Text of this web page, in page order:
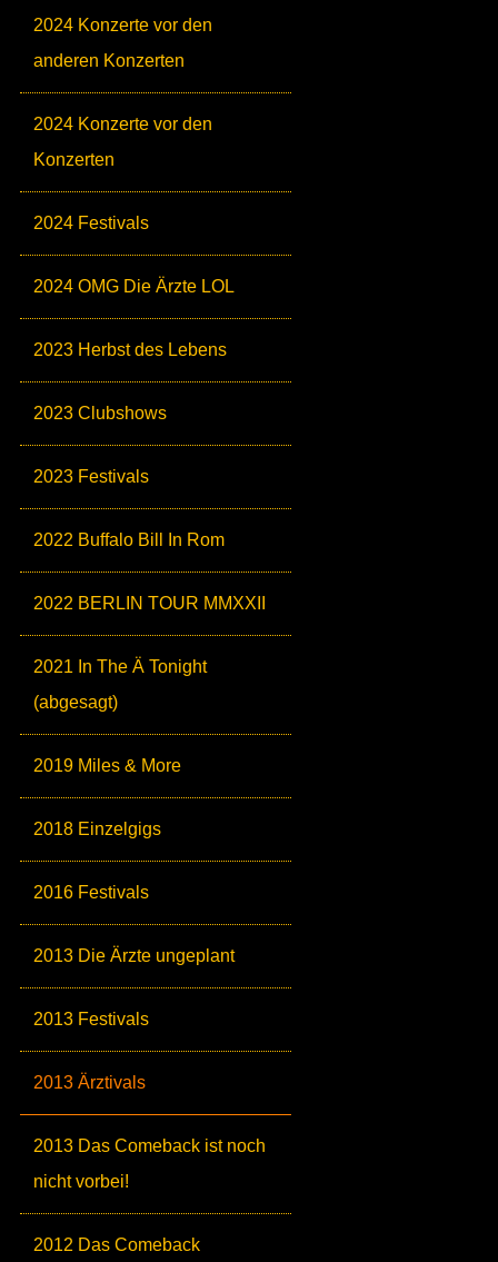
2024 Konzerte vor den
anderen Konzerten
2024 Konzerte vor den
Konzerten
2024 Festivals
2024 OMG Die Ärzte LOL
2023 Herbst des Lebens
2023 Clubshows
2023 Festivals
2022 Buffalo Bill In Rom
2022 BERLIN TOUR MMXXII
2021 In The Ä Tonight
(abgesagt)
2019 Miles & More
2018 Einzelgigs
2016 Festivals
2013 Die Ärzte ungeplant
2013 Festivals
2013 Ärztivals
2013 Das Comeback ist noch
nicht vorbei!
2012 Das Comeback